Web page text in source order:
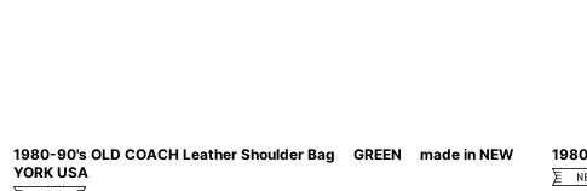
1980-90's OLD COACH Leather Shoulder Bag GREEN made in NEW
YORK USA